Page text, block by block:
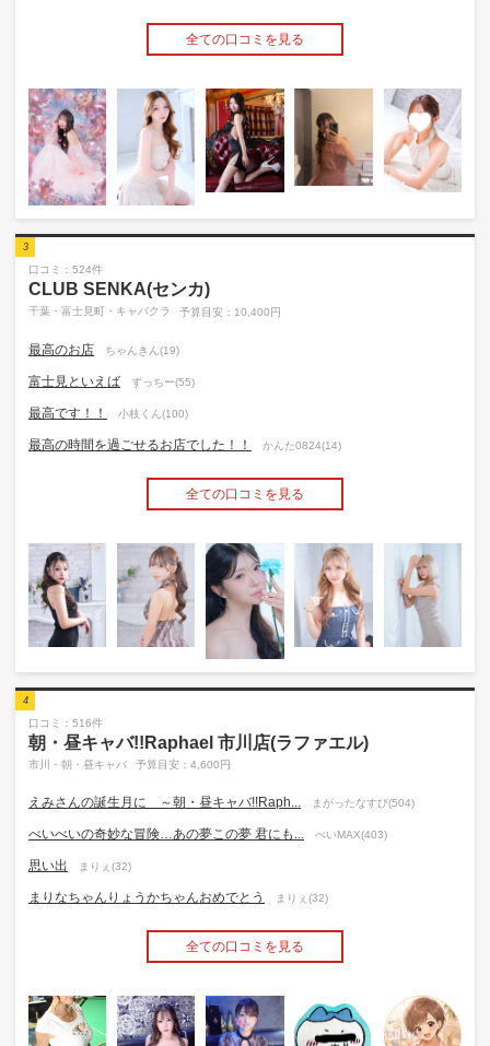
全ての口コミを見る
3
口コミ：524件
CLUB SENKA(センカ)
千葉・富士見町・キャバクラ 予算目安：10,400円
最高のお店 ちゃんきん(19)
富士見といえば ずっちー(55)
最高です！！ 小枝くん(100)
最高の時間を過ごせるお店でした！！ かんた0824(14)
全ての口コミを見る
4
口コミ：516件
朝・昼キャバ!!Raphael 市川店(ラファエル)
市川・朝・昼キャバ 予算目安：4,600円
えみさんの誕生月に ～朝・昼キャバ!!Raph... まがったなすび(504)
べいべいの奇妙な冒険…あの夢この夢 君にも... べいMAX(403)
思い出 まりぇ(32)
まりなちゃんりょうかちゃんおめでとう まりぇ(32)
全ての口コミを見る